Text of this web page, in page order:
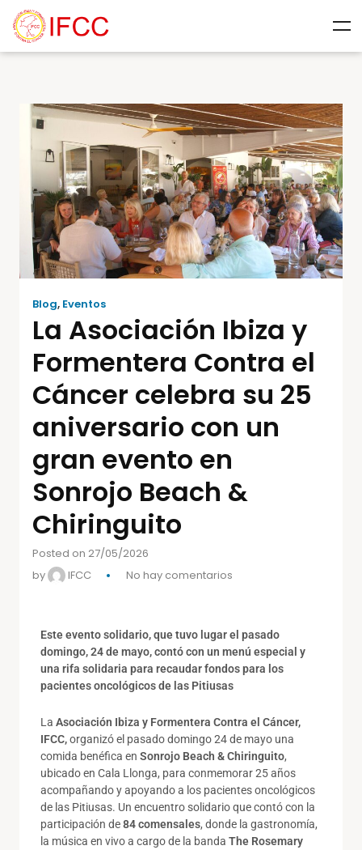
Blog, Eventos
La Asociación Ibiza y
Formentera Contra el
Cáncer celebra su 25
aniversario con un
gran evento en
Sonrojo Beach &
Chiringuito
Posted on 27/05/2026
by
IFCC No hay comentarios
Este evento solidario, que tuvo lugar el pasado
domingo, 24 de mayo, contó con un menú especial y
una rifa solidaria para recaudar fondos para los
pacientes oncológicos de las Pitiusas
La Asociación Ibiza y Formentera Contra el Cáncer,
IFCC,organizó el pasado domingo 24 de mayo una
comida benéfica en Sonrojo Beach & Chiringuito,
ubicado en Cala Llonga, para conmemorar 25 años
acompañando y apoyando a los pacientes oncológicos
de las Pitiusas. Un encuentro solidario que contó con la
participación de84 comensales, donde la gastronomía,
la música en vivo a cargo de la banda The Rosemary